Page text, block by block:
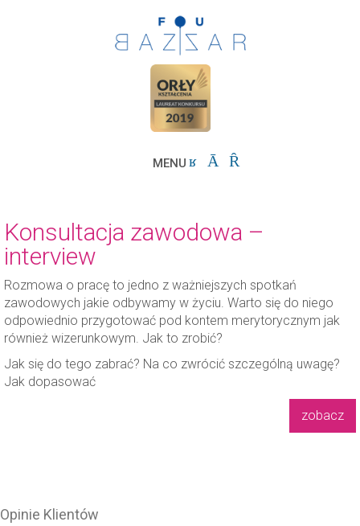
MENU
Konsultacja zawodowa –
interview
Rozmowa o pracę to jedno z ważniejszych spotkań
zawodowych jakie odbywamy w życiu. Warto się do niego
odpowiednio przygotować pod kontem merytorycznym jak
również wizerunkowym. Jak to zrobić?
Jak się do tego zabrać? Na co zwrócić szczególną uwagę?
Jak dopasować
zobacz
Opinie Klientów